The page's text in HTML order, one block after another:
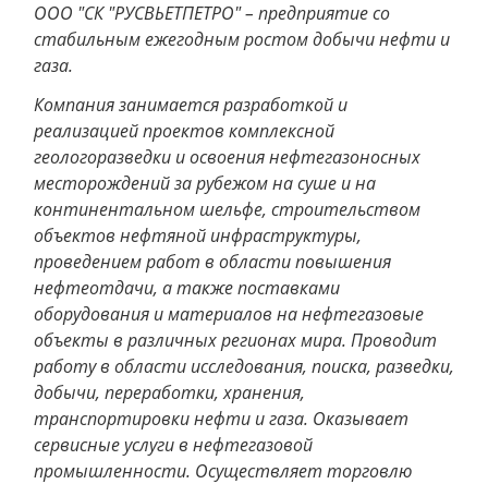
ООО "СК "РУСВЬЕТПЕТРО" – предприятие со
стабильным ежегодным ростом добычи нефти и
газа.
Компания занимается разработкой и
реализацией проектов комплексной
геологоразведки и освоения нефтегазоносных
месторождений за рубежом на суше и на
континентальном шельфе, строительством
объектов нефтяной инфраструктуры,
проведением работ в области повышения
нефтеотдачи, а также поставками
оборудования и материалов на нефтегазовые
объекты в различных регионах мира. Проводит
работу в области исследования, поиска, разведки,
добычи, переработки, хранения,
транспортировки нефти и газа. Оказывает
сервисные услуги в нефтегазовой
промышленности. Осуществляет торговлю